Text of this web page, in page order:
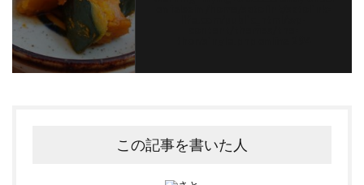
この記事を書いた人